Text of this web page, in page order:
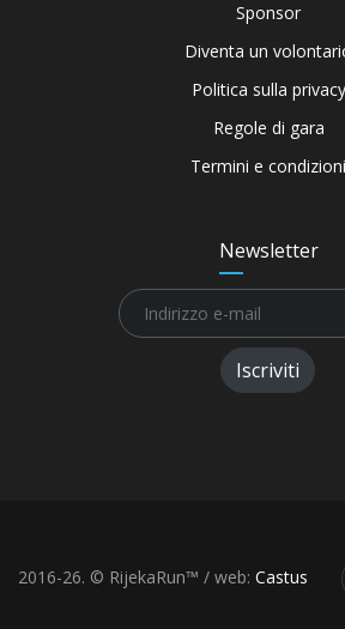
Sponsor
Diventa un
Politica sulla privacy
Regole di gara
Termini e condizioni
Newsletter
Iscriviti
2016-26. © RijekaRun™ / web: Castus